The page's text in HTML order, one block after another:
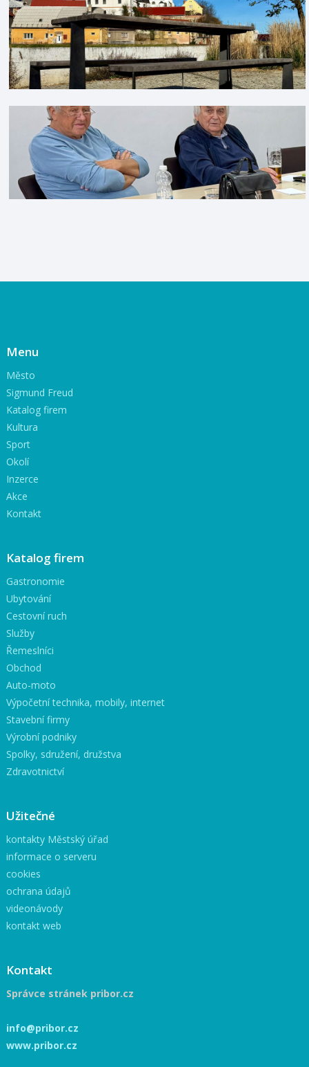
Menu
Město
Sigmund Freud
Katalog firem
Kultura
Sport
Okolí
Inzerce
Akce
Kontakt
Katalog firem
Gastronomie
Ubytování
Cestovní ruch
Služby
Řemeslníci
Obchod
Auto-moto
Výpočetní technika, mobily, internet
Stavební firmy
Výrobní podniky
Spolky, sdružení, družstva
Zdravotnictví
Užitečné
kontakty Městský úřad
informace o serveru
cookies
ochrana údajů
videonávody
kontakt web
Kontakt
Správce stránek pribor.cz
info@pribor.cz
www.pribor.cz